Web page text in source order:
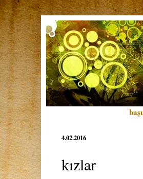
4.02.2016
kızlar